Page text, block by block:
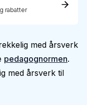
rabatter
med årsverk
pedagognormen.
med årsverk til